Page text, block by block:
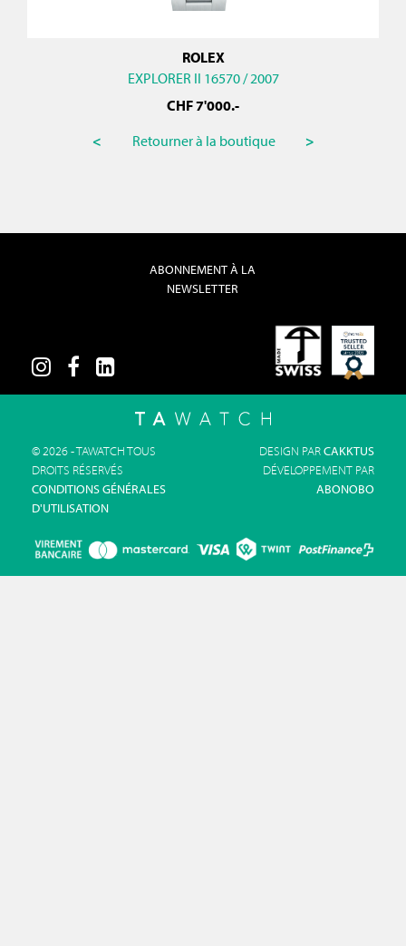
ROLEX
EXPLORER II 16570 / 2007
CHF7'000.-
<
Retourner à la boutique >
ABONNEMENT À LA
NEWSLETTER
© 2026 - TAWATCH TOUS
DROITS RÉSERVÉS
CONDITIONS GÉNÉRALES
D'UTILISATION
DESIGN PARCAKKTUS
DÉVELOPPEMENT PAR
ABONOBO